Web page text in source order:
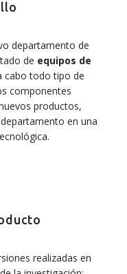
departamento de
de equipos de
cabo todo tipo de
componentes
productos,
en una
realizadas en